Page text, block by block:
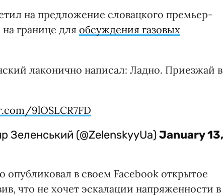
на предложение словацкого премьер-
границе для обсуждения газовых
лаконично написал: Ладно. Приезжай в
9lOSLCR7FD
(@ZelenskyyUa)January 13,
в своем Facebook открытое
что не хочет эскалации напряженности в